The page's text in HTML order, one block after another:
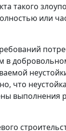
такого
или
в
что
выполнения